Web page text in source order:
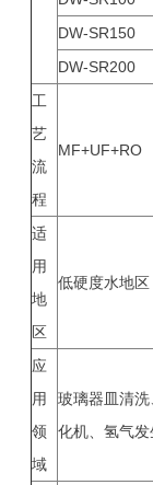
DW-SR150
DW-SR200
工
艺
流
程
MF+UF+RO
适
用
地
区
低硬度水地区
应
用
领
域
玻璃器皿清
化机、氢气发